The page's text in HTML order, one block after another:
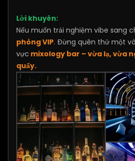
Lời khuyên:
Nếu muốn trải nghiệm vibe sang
phòng VIP. Đừng quên thử một
vực mixology bar – vừa lạ, vừa
quẩy.